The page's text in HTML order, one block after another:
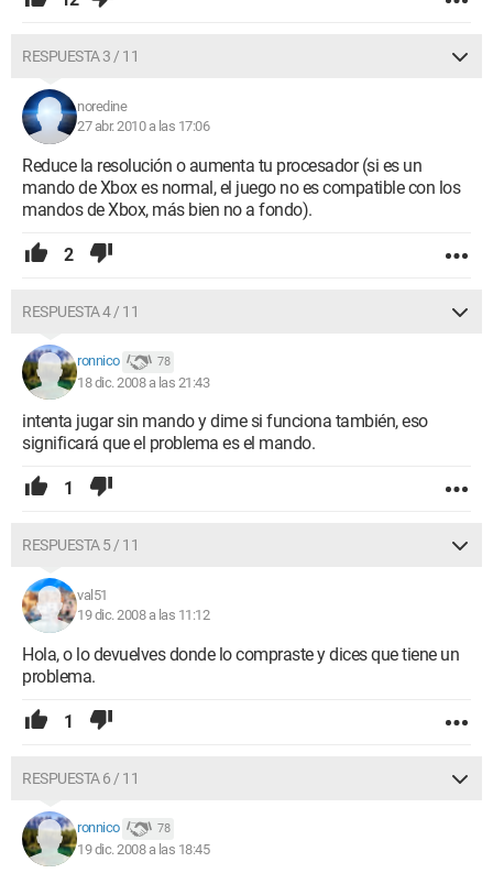
RESPUESTA 3 / 11
noredine
27 abr. 2010 a las 17:06
Reduce la resolución o aumenta tu procesador (si es un
mando de Xbox es normal, el juego no es compatible con los
mandos de Xbox, más bien no a fondo).
2
RESPUESTA 4 / 11
ronnico 78
18 dic. 2008 a las 21:43
intenta jugar sin mando y dime si funciona también, eso
significará que el problema es el mando.
1
RESPUESTA 5 / 11
val51
19 dic. 2008 a las 11:12
Hola, o lo devuelves donde lo compraste y dices que tiene un
problema.
1
RESPUESTA 6 / 11
ronnico 78
19 dic. 2008 a las 18:45